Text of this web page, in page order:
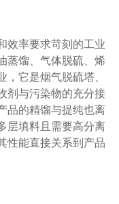
效率要求苛刻的工业
蒸馏、气体脱硫、烯
它是烟气脱硫塔、
剂与污染物的充分接
品的精馏与提纯也离
层填料且需要高分离
性能直接关系到产品